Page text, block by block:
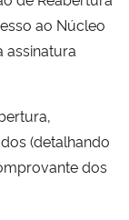
ao Núcleo
assinatura
(detalhando
dos